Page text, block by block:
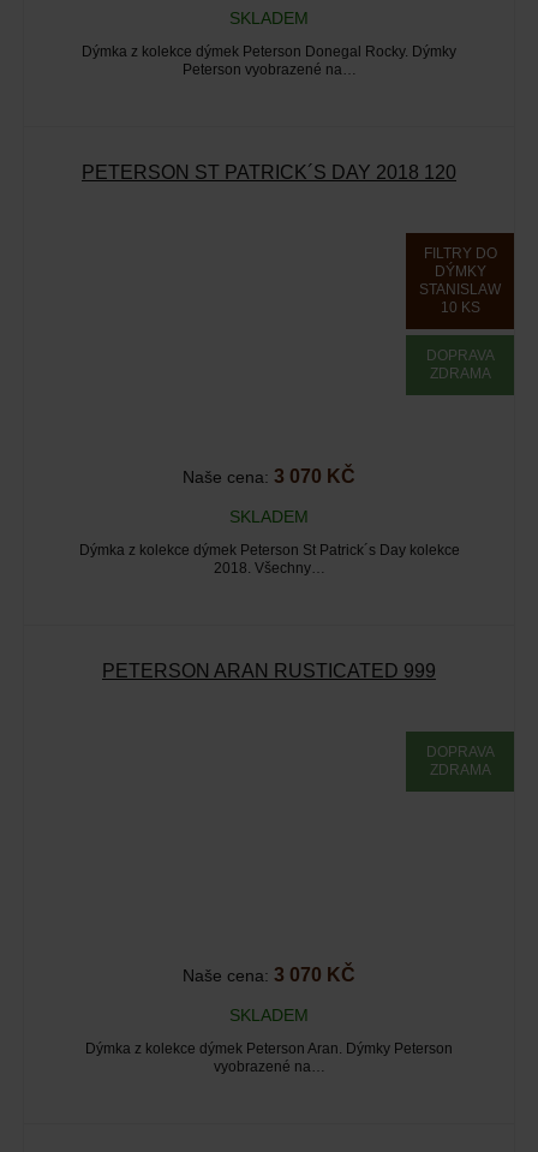
SKLADEM
Dýmka z kolekce dýmek Peterson Donegal Rocky. Dýmky
Peterson vyobrazené na…
PETERSON ST PATRICK´S DAY 2018 120
FILTRY DO
DÝMKY
STANISLAW
10 KS
DOPRAVA
ZDRAMA
Naše cena: 3 070 KČ
SKLADEM
Dýmka z kolekce dýmek Peterson St Patrick´s Day kolekce
2018. Všechny…
PETERSON ARAN RUSTICATED 999
DOPRAVA
ZDRAMA
Naše cena: 3 070 KČ
SKLADEM
Dýmka z kolekce dýmek Peterson Aran. Dýmky Peterson
vyobrazené na…